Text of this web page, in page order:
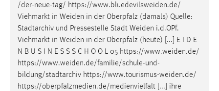
/der-neue-tag/ https://www.bluedevilsweiden.de/
Viehmarkt in Weiden in der Oberpfalz (damals) Quelle:
Stadtarchiv und Pressestelle Stadt Weiden i.d.OPf.
Viehmarkt in Weiden in der Oberpfalz (heute) [...] E I D E
N B U S I N E S S S C H O O L 05 https://www.weiden.de/
https://www.weiden.de/familie/schule-und-
bildung/stadtarchiv https://www.tourismus-weiden.de/
https://oberpfalzmedien.de/medienvielfalt [...] ihre
Name:
MibewSessionID, MIBEW_UserID, mibew_locale, mibew-
chat-frame-style-5e9dbeb1811c0446
Zweck:
Wird benötigt um die Chatfunktion nutzen zu können.
Cookie Laufzeit:
MibewSessionID, mibew-chat-frame-style-